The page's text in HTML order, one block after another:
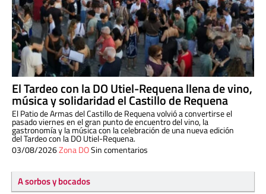
El Tardeo con la DO Utiel-Requena llena de vino,
música y solidaridad el Castillo de Requena
El Patio de Armas del Castillo de Requena volvió a convertirse el
pasado viernes en el gran punto de encuentro del vino, la
gastronomía y la música con la celebración de una nueva edición
del Tardeo con la DO Utiel-Requena.
03/08/2026Zona DOSin comentarios
A sorbos y bocados